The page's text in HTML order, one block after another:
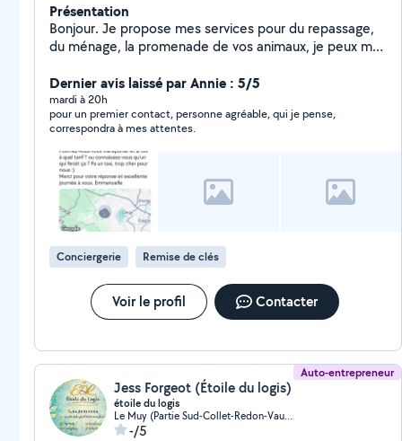
Présentation
Bonjour. Je propose mes services pour du repassage,
du ménage, la promenade de vos animaux, je peux me
N'hésitez surtout pas à me contacter. Je suis
disponible quand vous le souhaitez. Mon mari peut
également être disponible pour de la manutention, de
l'aide pour des déménagements. Merci à vous
Dernier avis laissé par Annie : 5/5
mardi à 20h
pour un premier contact, personne agréable, qui je pense,
correspondra à mes attentes.
Conciergerie Remise de clés
Voir le profil Contacter
Auto-entrepreneur
Jess Forgeot (Étoile du logis)
étoile du logis
Le Muy (Partie Sud-Collet-Redon-Vauses-Testavins)
-/5